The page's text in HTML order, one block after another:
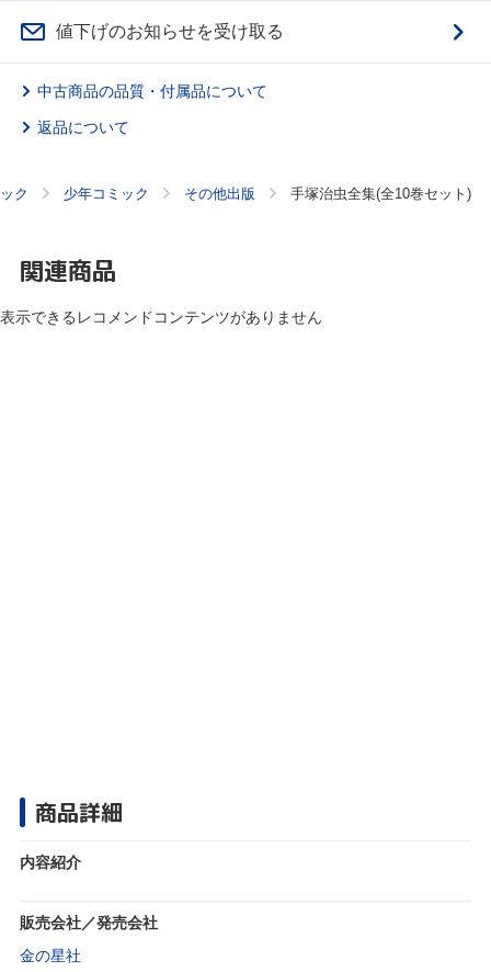
値下げのお知らせを受け取る
中古商品の品質・付属品について
返品について
ク 少年コミック その他出版 手塚治虫全集(全10巻セット)
関連商品
表示できるレコメンドコンテンツがありません
商品詳細
内容紹介
販売会社／発売会社
金の星社